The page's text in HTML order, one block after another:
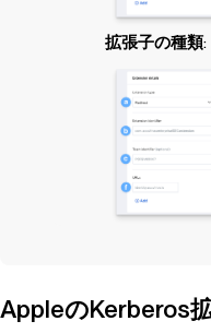
拡張子の種類:
AppleのKerberos